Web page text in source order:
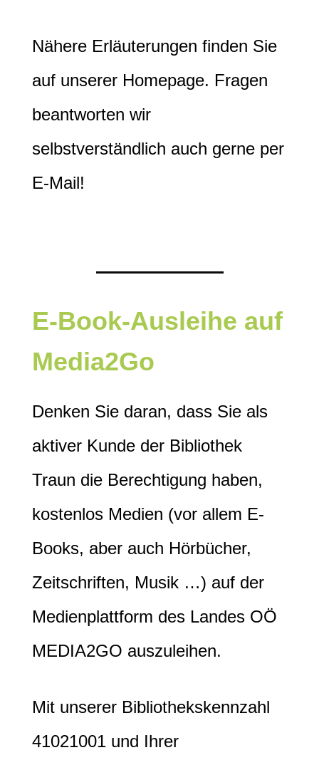
Nähere Erläuterungen finden Sie
auf unserer Homepage. Fragen
beantworten wir
selbstverständlich auch gerne per
E-Mail!
E-Book-Ausleihe auf
Media2Go
Denken Sie daran, dass Sie als
aktiver Kunde der Bibliothek
Traun die Berechtigung haben,
kostenlos Medien (vor allem E-
Books, aber auch Hörbücher,
Zeitschriften, Musik …) auf der
Medienplattform des Landes OÖ
MEDIA2GO auszuleihen.
Mit unserer Bibliothekskennzahl
41021001 und Ihrer